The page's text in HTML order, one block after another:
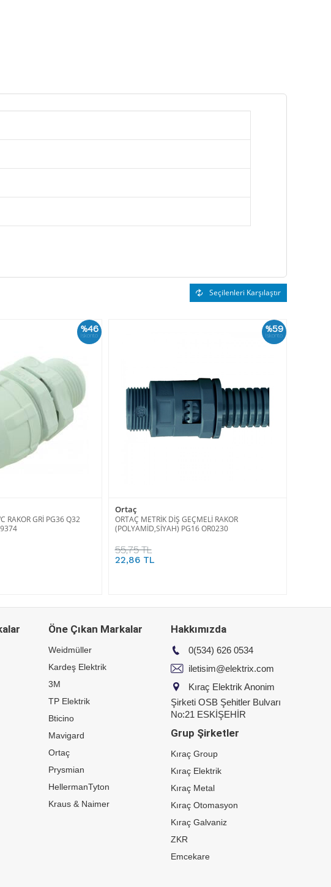
Seçilenleri Karşılaştır
%46
İskonto
RAKOR GRİ PG36 Q32
%59
İskonto
Ortaç
ORTAÇ METRİK DİŞ GEÇMELİ RAKOR
(POLYAMİD,SİYAH) PG16 OR0230
55,75 TL
22,86 TL
Öne Çıkan Markalar
Weidmüller
Kardeş Elektrik
3M
TP Elektrik
Bticino
Mavigard
Ortaç
Prysmian
HellermanTyton
Kraus & Naimer
Hakkımızda
0(534) 626 0534
iletisim@elektrix.com
Kıraç Elektrik Anonim
Şirketi OSB Şehitler Bulvarı
No:21 ESKİŞEHİR
Grup Şirketler
Kıraç Group
Kıraç Elektrik
Kıraç Metal
Kıraç Otomasyon
Kıraç Galvaniz
ZKR
Emcekare